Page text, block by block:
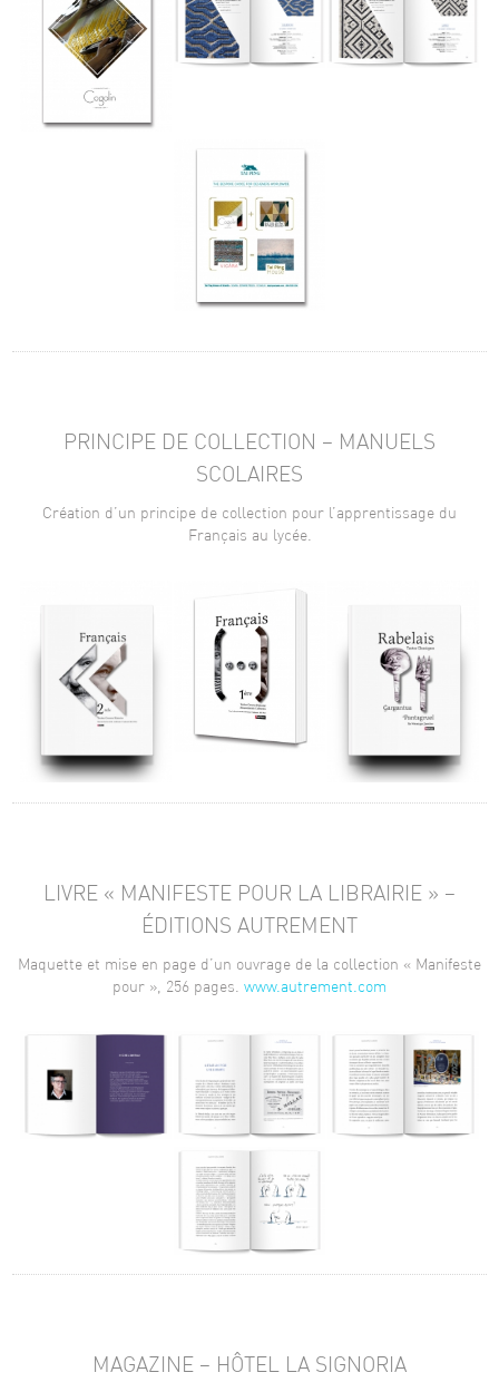
PRINCIPE DE COLLECTION – MANUELS
SCOLAIRES
Création d’un principe de collection pour l’apprentissage du
Français au lycée.
LIVRE « MANIFESTE POUR LA LIBRAIRIE » –
ÉDITIONS AUTREMENT
Maquette et mise en page d’un ouvrage de la collection « Manifeste
pour », 256 pages. www.autrement.com
MAGAZINE – HÔTEL LA SIGNORIA